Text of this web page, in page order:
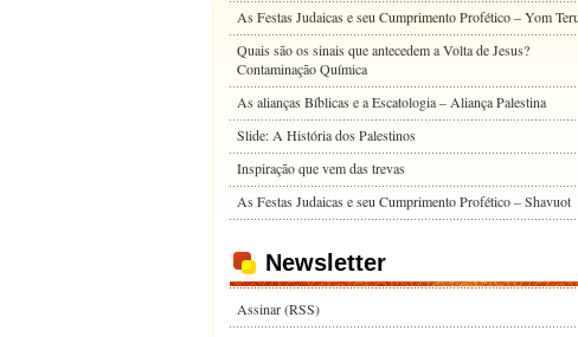
As Festas Judaicas e seu Cumprimento Profético – Yom
Quais são os sinais que antecedem a Volta de Jesus?
Contaminação Química
As alianças Bíblicas e a Escatologia – Aliança Palestina
Slide: A História dos Palestinos
Inspiração que vem das trevas
As Festas Judaicas e seu Cumprimento Profético – Shavuot
Newsletter
Assinar (RSS)